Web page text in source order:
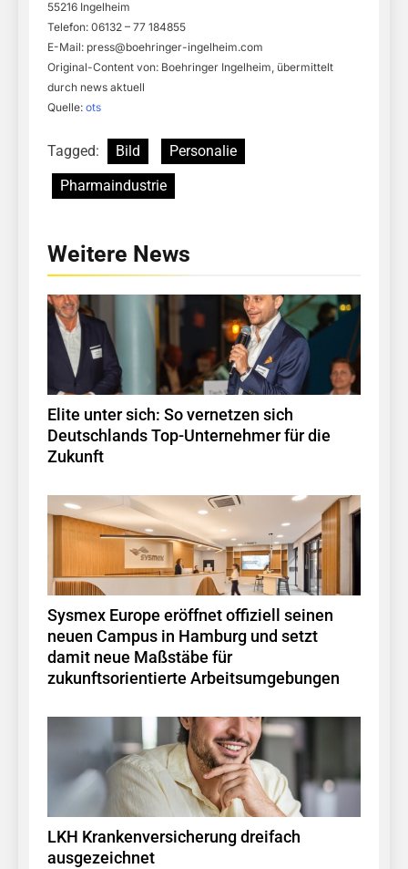
55216 Ingelheim
Telefon: 06132 – 77 184855
E-Mail: press@boehringer-ingelheim.com
Original-Content von: Boehringer Ingelheim, übermittelt
durch news aktuell
Quelle: ots
Tagged: Bild
Personalie
Pharmaindustrie
Weitere News
Elite unter sich: So vernetzen sich
Deutschlands Top-Unternehmer für die
Zukunft
Sysmex Europe eröffnet offiziell seinen
neuen Campus in Hamburg und setzt
damit neue Maßstäbe für
zukunftsorientierte Arbeitsumgebungen
LKH Krankenversicherung dreifach
ausgezeichnet